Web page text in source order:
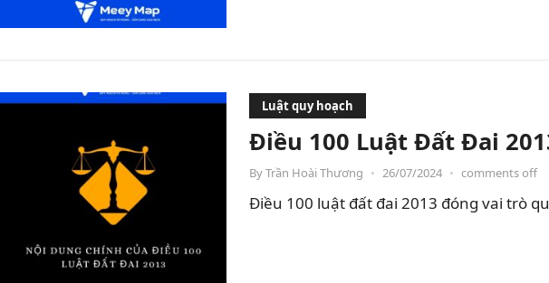
Luật quy hoạch
Điều 100 Luật Đất Đai
ByTrần Hoài Thương • 26/07/2024 • comments off
Điều 100 luật đất đai 2013 đóng vai trò